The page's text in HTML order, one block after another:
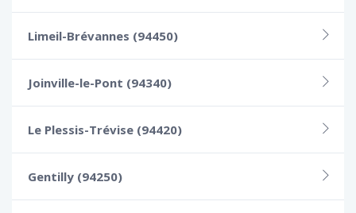
Limeil-Brévannes (94450)
Joinville-le-Pont (94340)
Le Plessis-Trévise (94420)
Gentilly (94250)